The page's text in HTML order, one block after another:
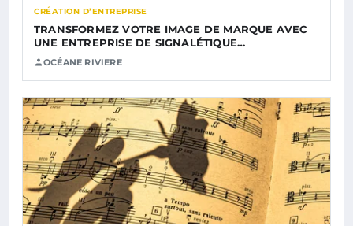
CRÉATION D’ENTREPRISE
TRANSFORMEZ VOTRE IMAGE DE MARQUE AVEC
UNE ENTREPRISE DE SIGNALÉTIQUE…
OCÉANE RIVIERE